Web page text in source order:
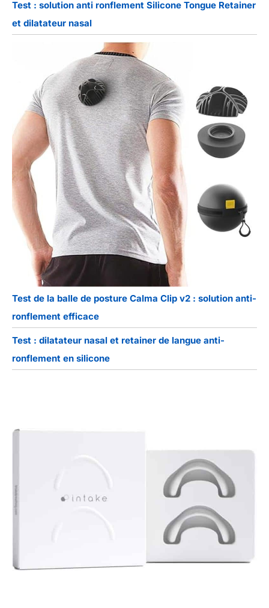
Test : solution anti ronflement Silicone Tongue Retainer
et dilatateur nasal
Test de la balle de posture Calma Clip v2 : solution anti-
ronflement efficace
Test : dilatateur nasal et retainer de langue anti-
ronflement en silicone